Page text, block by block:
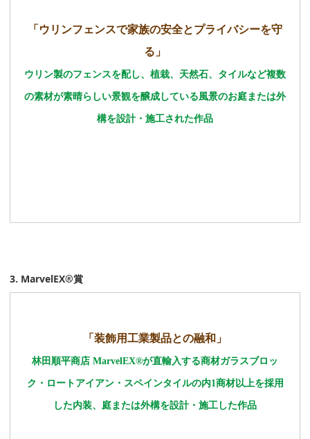
「ウリンフェンスで家族の安全とプライバシーを守
る」
ウリン製のフェンスを配し、植栽、天然石、タイルなど複数
の素材が素晴らしい景観を醸成している風景のお庭または外
構を設計・施工された作品
3. MarvelEX®賞
「装飾用工業製品との融和」
林田順平商店 MarvelEX®が直輸入する商材ガラスブロッ
ク・ロートアイアン・スペインタイルの内1商材以上を採用
した内装、庭または外構を設計・施工した作品